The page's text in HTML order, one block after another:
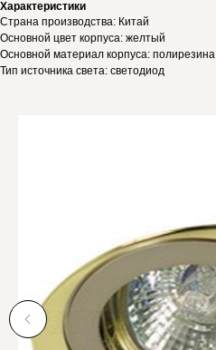
Характеристики
Страна производства: Китай
Основной цвет корпуса: желтый
Основной материал корпуса: полирезина
Тип источника света: светодиод